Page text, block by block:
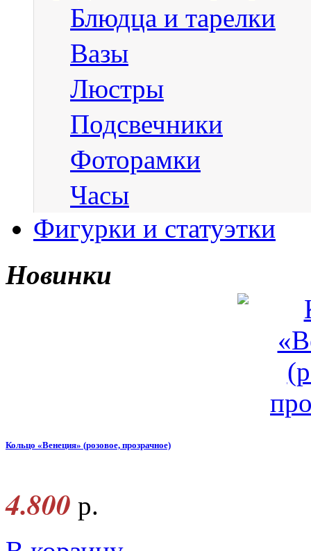
Блюдца и тарелки
Вазы
Люстры
Подсвечники
Фоторамки
Часы
Фигурки и статуэтки
Новинки
Кольцо «Венеция» (розовое, прозрачное)
4.800 р.